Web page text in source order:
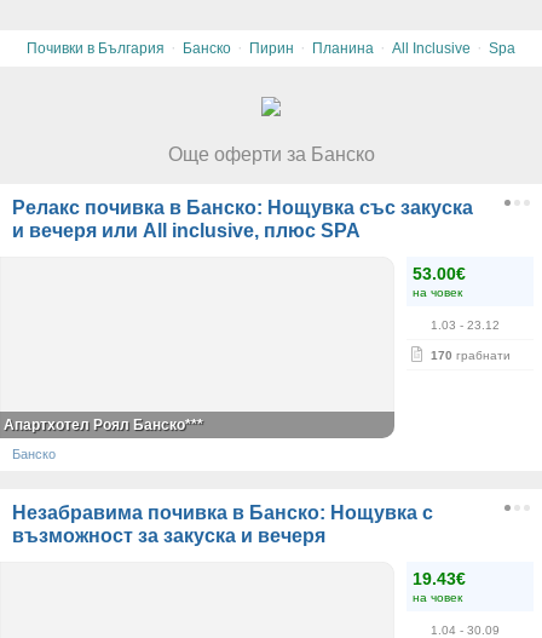
Почивки в България · Банско · Пирин · Планина · All Inclusive · Spa
Още оферти за Банско
Релакс почивка в Банско: Нощувка със закуска
и вечеря или All inclusive, плюс SPA
53.00€
на човек
1.03 - 23.12
170 грабнати
Апартхотел Роял Банско***
Банско
Незабравима почивка в Банско: Нощувка с
възможност за закуска и вечеря
19.43€
на човек
1.04 - 30.09